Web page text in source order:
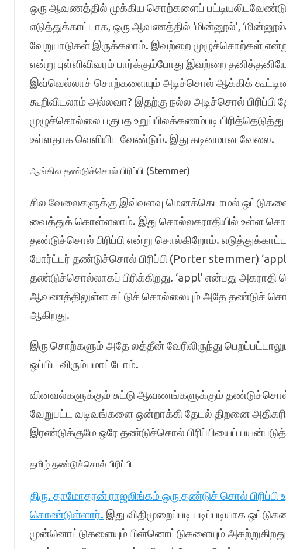
ஒரு ஆவணத்தில் முக்கிய சொற்களைப்
எடுத்துக்காட்டாக, ஒரு ஆவணத்தில் ‘மின்னூல்’,
வேறுபாடுகள் இருக்கலாம். இவற்றை முழுச்சொற்கள்
என்று புள்ளிவிவரம் பார்க்கும்போது இவற்றை
இவ்வெல்லாச் சொற்களையும் அடிச்சொல் ஆக்கிக்
கூறிவிடலாம் அல்லவா? இதற்கு நல்ல அடிச்சொல்
முழுச்சொல்லை பகுபத உறுப்பிலக்கணம்படி
உள்ளதாக வெளியிட வேண்டும். இது கடினமான வேலை.
ஆங்கில தண்டுச்சொல் பிரிப்பி (Stemmer)
சில வேலைகளுக்கு இவ்வளவு மெனக்கெடாமல்
வைத்துக் கொள்ளலாம். இது சொல்லகராதியில் உள்ள
தண்டுச்சொல் பிரிப்பி என்று சொல்கிறோம்.
போர்ட்டர் தண்டுச்சொல் பிரிப்பி (Porter stemmer)
தண்டுச்சொல்லாகப் பிரிக்கிறது. ‘appl’ என்பது
ஆவணத்திலுள்ள சுட்டுச் சொல்லையும் அதே தண்டுச்
ஆகிறது.
இரு சொற்களும் அதே லத்தீன் வேரிலிருந்து
ஒப்பிட விரும்பமாட்டோம்.
வினவல்களுக்கும் சுட்டு ஆவணங்களுக்கும்
வேறுபட்ட வடிவங்களை ஒன்றாக்கி தேடல் திறனை
இரண்டுக்குமே ஒரே தண்டுச்சொல் பிரிப்பியைப்
தமிழ் தண்டுச்சொல் பிரிப்பி
திரு. தாமோதரன் ராஜலிங்கம் ஒரு தண்டுச் சொல் பிரிப்பி
கொண்டுள்ளார். இது விதிமுறைப்படி படிப்படியாக
முன்னொட்டுகளையும் பின்னொட்டுகளையும்